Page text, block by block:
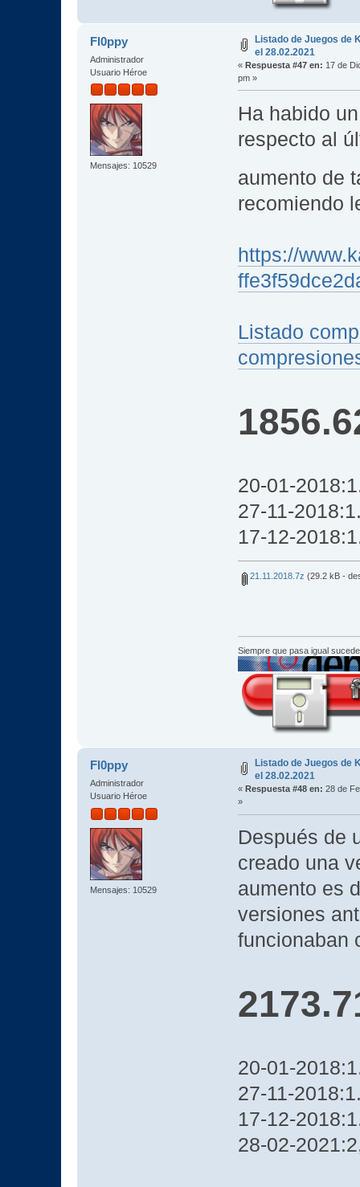
Fl0ppy
Administrador
Usuario Héroe
Mensajes: 10529
Listado de Juegos de
el 28.02.2021
« Respuesta #47 en: 17 de
pm »
Ha habido
respecto al
aumento de
recomiendo
https://
Listado
20-01-
27-11-
17-12-
21.11.2018.7z (29.2 kB -
Siempre que pasa igual
Fl0ppy
Administrador
Usuario Héroe
Mensajes: 10529
Listado de Juegos de
el 28.02.2021
« Respuesta #48 en: 28 de
»
Después de
creado una
aumento es
versiones
funcionaban
20-01-
27-11-
17-12-
28-02-